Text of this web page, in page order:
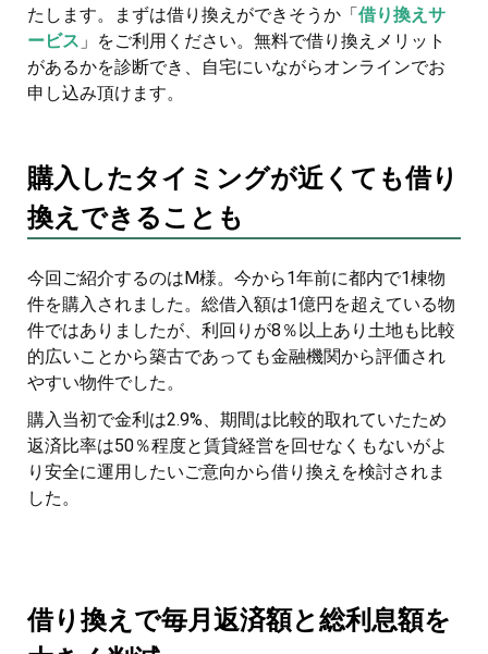
たします。まずは借り換えができそうか「借り換えサ
ービス 」をご利用ください。無料で借り換えメリット
があるかを診断でき、自宅にいながらオンラインでお
申し込み頂けます。
購入したタイミングが近くても借り
換えできることも
今回ご紹介するのはM様。今から1年前に都内で1棟物
件を購入されました。総借入額は1億円を超えている物
件ではありましたが、利回りが8％以上あり土地も比較
的広いことから築古であっても金融機関から評価され
やすい物件でした。
購入当初で金利は2.9%、期間は比較的取れていたため
返済比率は50％程度と賃貸経営を回せなくもないがよ
り安全に運用したいご意向から借り換えを検討されま
した。
借り換えで毎月返済額と総利息額を